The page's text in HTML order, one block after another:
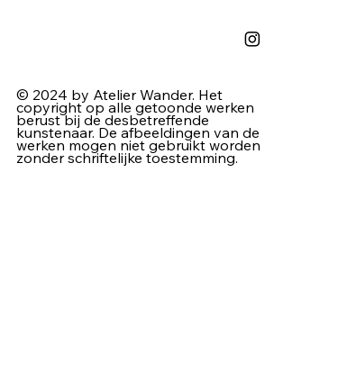
© 2024 by Atelier Wander. Het
copyright op alle getoonde werken
berust bij de desbetreffende
kunstenaar. De afbeeldingen van de
werken mogen niet gebruikt worden
zonder schriftelijke toestemming.